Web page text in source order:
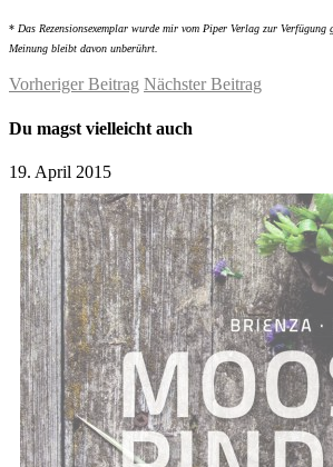
* Das Rezensionsexemplar wurde mir vom Piper Verlag zur
Meinung bleibt davon unberührt.
Vorheriger Beitrag Nächster Beitrag
Du magst vielleicht auch
19. April 2015